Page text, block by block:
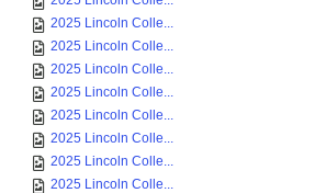
2025 Lincoln Colle...
2025 Lincoln Colle...
2025 Lincoln Colle...
2025 Lincoln Colle...
2025 Lincoln Colle...
2025 Lincoln Colle...
2025 Lincoln Colle...
2025 Lincoln Colle...